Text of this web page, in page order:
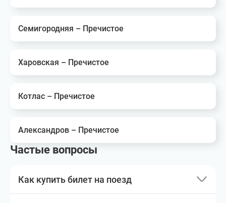
Семигородняя – Пречистое
Харовская – Пречистое
Котлас – Пречистое
Александров – Пречистое
Частые вопросы
Как купить билет на поезд